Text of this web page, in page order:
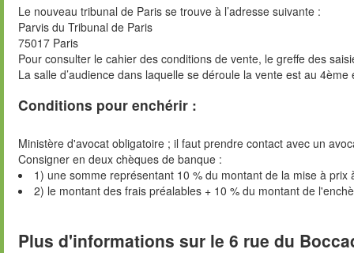
Le nouveau tribunal de Paris se trouve à l’adresse suivante :
Parvis du Tribunal de Paris
75017 Paris
Pour consulter le cahier des conditions de vente, le greffe des
La salle d’audience dans laquelle se déroule la vente est au 4ème
Conditions pour enchérir :
Ministère d'avocat obligatoire ; il faut prendre contact avec un
Consigner en deux chèques de banque :
1) une somme représentant 10 % du montant de la mise à
2) le montant des frais préalables + 10 % du montant de
Plus d'informations sur le 6 rue du